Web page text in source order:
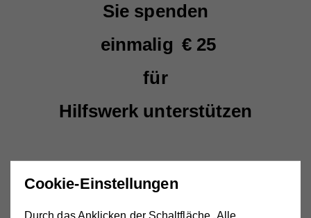
Sie spenden
einmalig € 25
für
Hilfswerk unterstützen
Frau Herr Firma/Verein
Cookie-Einstellungen
Durch das Anklicken der Schaltfläche „Alle